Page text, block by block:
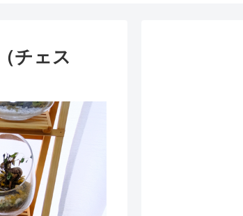
チェス